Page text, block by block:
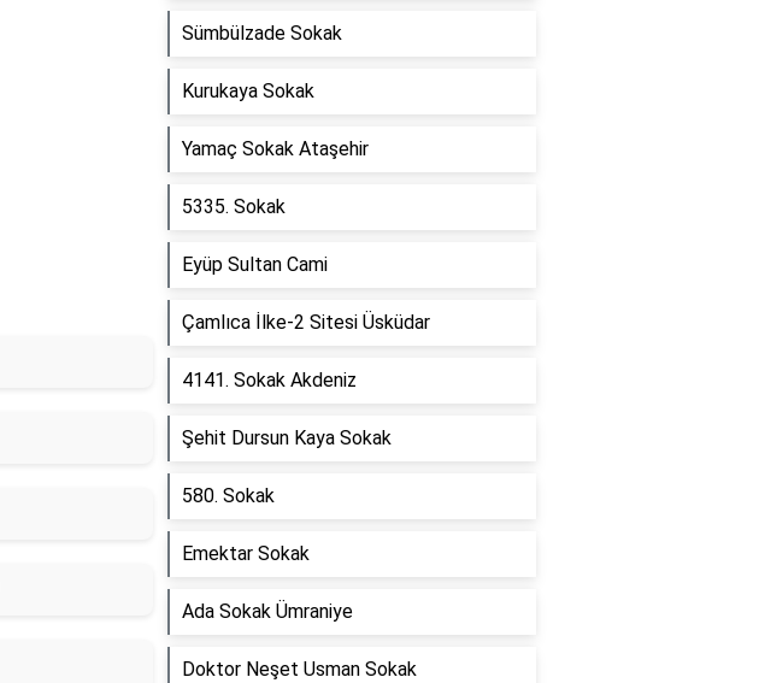
Sümbülzade Sokak
Kurukaya Sokak
Yamaç Sokak Ataşehir
5335. Sokak
Eyüp Sultan Cami
Çamlıca İlke-2 Sitesi Üsküdar
4141. Sokak Akdeniz
Şehit Dursun Kaya Sokak
580. Sokak
Emektar Sokak
Ada Sokak Ümraniye
Doktor Neşet Usman Sokak